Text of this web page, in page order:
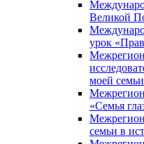
Великой
урок
моей
«Семья
семьи в